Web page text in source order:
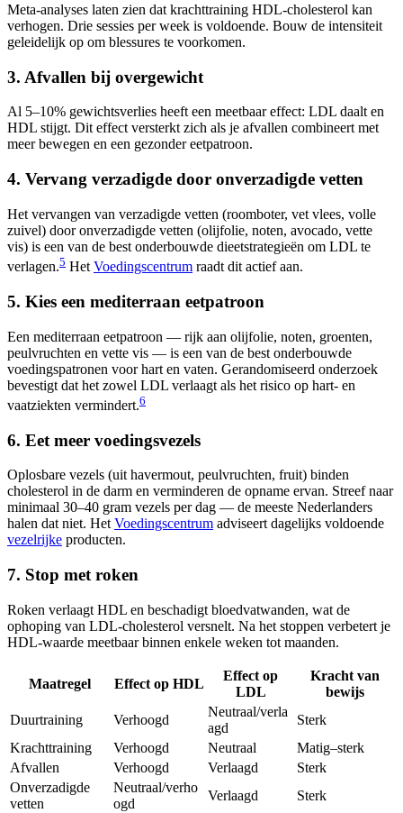
Meta-analyses laten zien dat krachttraining HDL-cholesterol kan
verhogen. Drie sessies per week is voldoende. Bouw de intensiteit
geleidelijk op om blessures te voorkomen.
3. Afvallen bij overgewicht
Al 5–10% gewichtsverlies heeft een meetbaar effect: LDL daalt en
HDL stijgt. Dit effect versterkt zich als je afvallen combineert met
meer bewegen en een gezonder eetpatroon.
4. Vervang verzadigde door onverzadigde vetten
Het vervangen van verzadigde vetten (roomboter, vet vlees, volle
zuivel) door onverzadigde vetten (olijfolie, noten, avocado, vette
vis) is een van de best onderbouwde dieetstrategieën om LDL te
verlagen.5 Het Voedingscentrum raadt dit actief aan.
5. Kies een mediterraan eetpatroon
Een mediterraan eetpatroon — rijk aan olijfolie, noten, groenten,
peulvruchten en vette vis — is een van de best onderbouwde
voedingspatronen voor hart en vaten. Gerandomiseerd onderzoek
bevestigt dat het zowel LDL verlaagt als het risico op hart- en
vaatziekten vermindert.6
6. Eet meer voedingsvezels
Oplosbare vezels (uit havermout, peulvruchten, fruit) binden
cholesterol in de darm en verminderen de opname ervan. Streef naar
minimaal 30–40 gram vezels per dag — de meeste Nederlanders
halen dat niet. Het Voedingscentrum adviseert dagelijks voldoende
vezelrijke producten.
7. Stop met roken
Roken verlaagt HDL en beschadigt bloedvatwanden, wat de
ophoping van LDL-cholesterol versnelt. Na het stoppen verbetert je
HDL-waarde meetbaar binnen enkele weken tot maanden.
Maatregel Effect op HDL
Effect op
LDL
Kracht van
bewijs
Duurtraining
Verhoogd
Neutraal/verla
agd
Sterk
Krachttraining
Verhoogd Neutraal
Matig–sterk
Afvallen
Verhoogd Verlaagd
Sterk
Onverzadigde
vetten
Neutraal/verho
ogd
Verlaagd
Sterk